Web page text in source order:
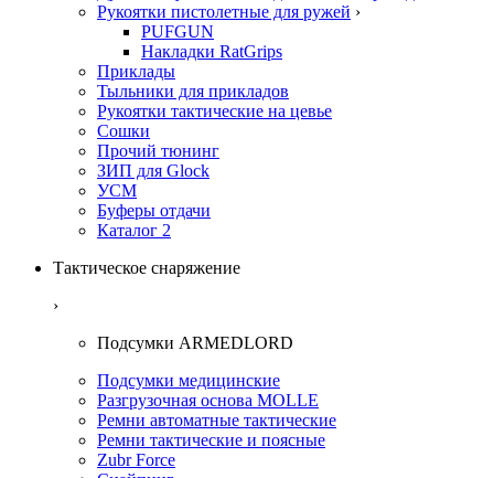
Рукоятки пистолетные для ружей ›
PUFGUN
Накладки RatGrips
Приклады
Тыльники для прикладов
Рукоятки тактические на цевье
Сошки
Прочий тюнинг
ЗИП для Glock
УСМ
Буферы отдачи
Каталог 2
Тактическое снаряжение
›
Подсумки ARMEDLORD
Подсумки медицинские
Разгрузочная основа MOLLE
Ремни автоматные тактические
Ремни тактические и поясные
Zubr Force